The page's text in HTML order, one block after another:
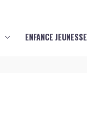
ENFANCE JEUNESSE